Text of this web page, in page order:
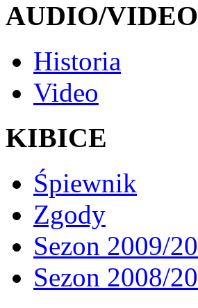
AUDIO/VIDEO
Historia
Video
KIBICE
Śpiewnik
Zgody
Sezon 2009/
Sezon 2008/